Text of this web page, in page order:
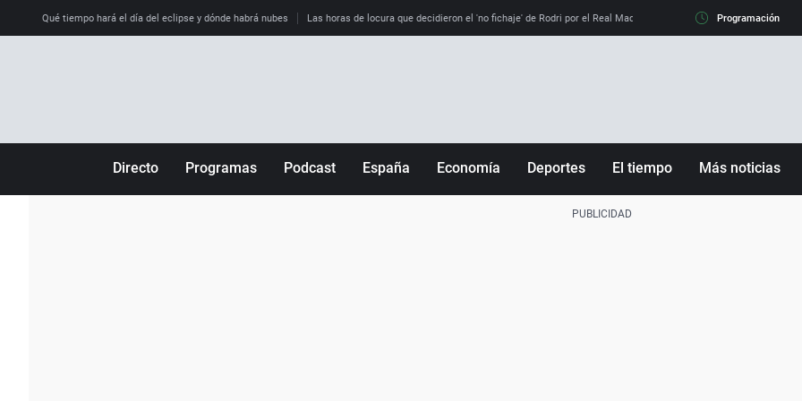
Qué tiempo hará el día del eclipse y dónde habrá nubes Las horas de locura que decidieron el 'no fichaje' de Rodri por el Real Madrid y su 'sí' al Barça La llamada
Programación
Directo Programas Podcast España Economía Deportes El tiempo Más noticias